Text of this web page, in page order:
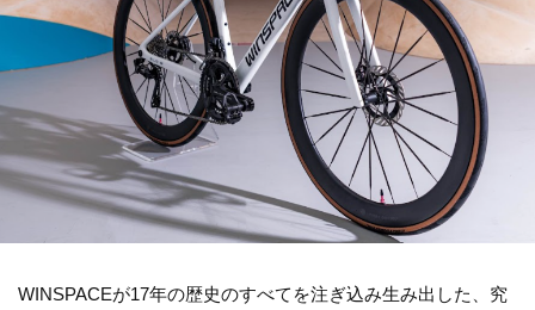
WINSPACEが17年の歴史のすべてを注ぎ込み生み出した、究